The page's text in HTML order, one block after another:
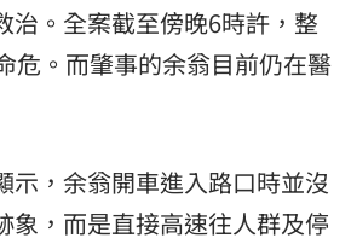
治。全案截至傍晚6時許，整
危。而肇事的余翁目前仍在醫
示，余翁開車進入路口時並沒
象，而是直接高速往人群及停